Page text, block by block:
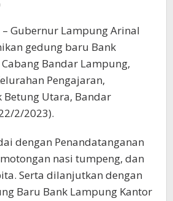
Gubernur Lampung Arinal
gedung baru Bank
Bandar Lampung,
Pengajaran,
Betung Utara, Bandar
2/2023).
dengan Penandatanganan
nasi tumpeng, dan
Serta dilanjutkan dengan
Baru Bank Lampung Kantor